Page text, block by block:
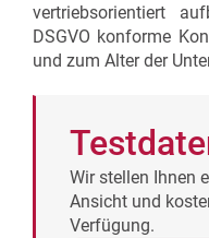
vertriebsorientiert
DSGVO konforme
und zum Alter der
Wir stellen Ihnen
Ansicht und
Verfügung.